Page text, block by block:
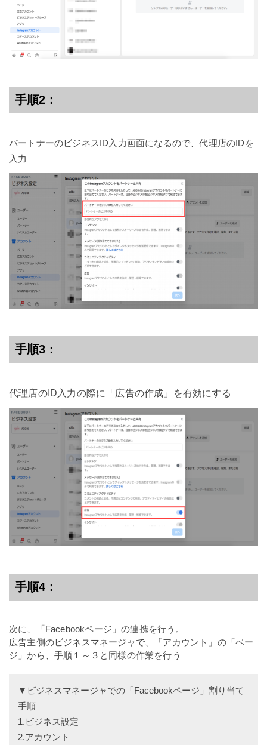
手順2：
パートナーのビジネスID入力画面になるので、代理店のIDを
入力
手順3：
代理店のID入力の際に「広告の作成」を有効にする
手順4：
次に、「Facebookページ」の連携を行う。
広告主側のビジネスマネージャで、「アカウント」の「ペー
ジ」から、手順１～３と同様の作業を行う
▼ビジネスマネージャでの「Facebookページ」割り当て
手順
1.ビジネス設定
2.アカウント